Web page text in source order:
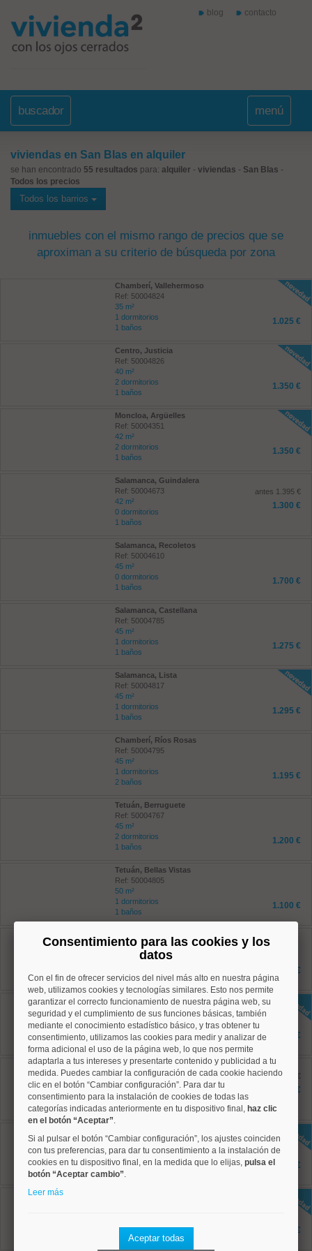
blog contacto
buscador menú
viviendas en San Blas en alquiler
se han encontrado 55 resultados para: alquiler - viviendas - San Blas -
Todos los precios
Todos los barrios
inmuebles con el mismo rango de precios que se
aproximan a su criterio de búsqueda por zona
Chamberí, Vallehermoso
Ref: 50004824
35 m²
1 dormitorios
1 baños
1.025 €
Centro, Justicia
Ref: 50004826
40 m²
2 dormitorios
1 baños
1.350 €
Moncloa, Argüelles
Ref: 50004351
42 m²
2 dormitorios
1 baños
1.350 €
Salamanca, Guindalera
Ref: 50004673
42 m²
0 dormitorios
1 baños
antes 1.395 €
1.300 €
Salamanca, Recoletos
Ref: 50004610
45 m²
0 dormitorios
1 baños
1.700 €
Salamanca, Castellana
Ref: 50004785
45 m²
1 dormitorios
1 baños
1.275 €
Salamanca, Lista
Ref: 50004817
45 m²
1 dormitorios
1 baños
1.295 €
Chamberí, Ríos Rosas
Ref: 50004795
45 m²
1 dormitorios
2 baños
1.195 €
Tetuán, Berruguete
Ref: 50004767
45 m²
2 dormitorios
1 baños
1.200 €
Tetuán, Bellas Vistas
Ref: 50004805
50 m²
1 dormitorios
1 baños
1.100 €
Ref: 50004784
1 baños
1.800 €
Centro, Universidad
Ref: 50004823
60 m²
2 dormitorios
1 baños
2.000 €
Centro, Universidad
Ref: 50004803
60 m²
2 dormitorios
1 baños
antes 1.895 €
1.795 €
Ref: 50004813
62 m²
2 dormitorios
2 baños
1.795 €
2 dormitorios
1 baños
1.700 €
Consentimiento para las cookies y los
datos
Con el fin de ofrecer servicios del nivel más alto en nuestra página
web, utilizamos cookies y tecnologías similares. Esto nos permite
garantizar el correcto funcionamiento de nuestra página web, su
seguridad y el cumplimiento de sus funciones básicas, también
mediante el conocimiento estadístico básico, y tras obtener tu
consentimiento, utilizamos las cookies para medir y analizar de
forma adicional el uso de la página web, lo que nos permite
adaptarla a tus intereses y presentarte contenido y publicidad a tu
medida. Puedes cambiar la configuración de cada cookie haciendo
clic en el botón “Cambiar configuración”. Para dar tu
consentimiento para la instalación de cookies de todas las
categorías indicadas anteriormente en tu dispositivo final, haz clic
en el botón “Aceptar”.
Si al pulsar el botón “Cambiar configuración”, los ajustes coinciden
con tus preferencias, para dar tu consentimiento a la instalación de
cookies en tu dispositivo final, en la medida que lo elijas, pulsa el
botón “Aceptar cambio”.
Leer más
Aceptar todas